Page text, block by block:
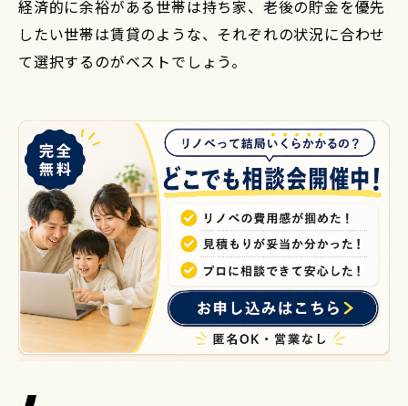
経済的に余裕がある世帯は持ち家、老後の貯金を優先
したい世帯は賃貸のような、それぞれの状況に合わせ
て選択するのがベストでしょう。